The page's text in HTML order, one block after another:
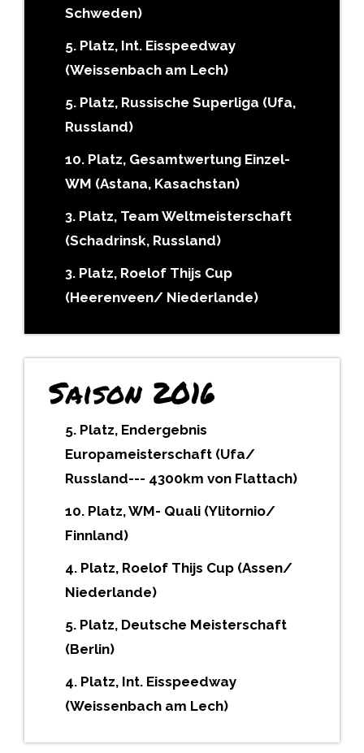
Schweden)
5. Platz, Int. Eisspeedway
(Weissenbach am Lech)
5. Platz, Russische Superliga (Ufa,
Russland)
10. Platz, Gesamtwertung Einzel-
WM (Astana, Kasachstan)
3. Platz, Team Weltmeisterschaft
(Schadrinsk, Russland)
3. Platz, Roelof Thijs Cup
(Heerenveen/ Niederlande)
Saison 2016
5. Platz, Endergebnis
Europameisterschaft (Ufa/
Russland--- 4300km von Flattach)
10. Platz, WM- Quali (Ylitornio/
Finnland)
4. Platz, Roelof Thijs Cup (Assen/
Niederlande)
5. Platz, Deutsche Meisterschaft
(Berlin)
4. Platz, Int. Eisspeedway
(Weissenbach am Lech)